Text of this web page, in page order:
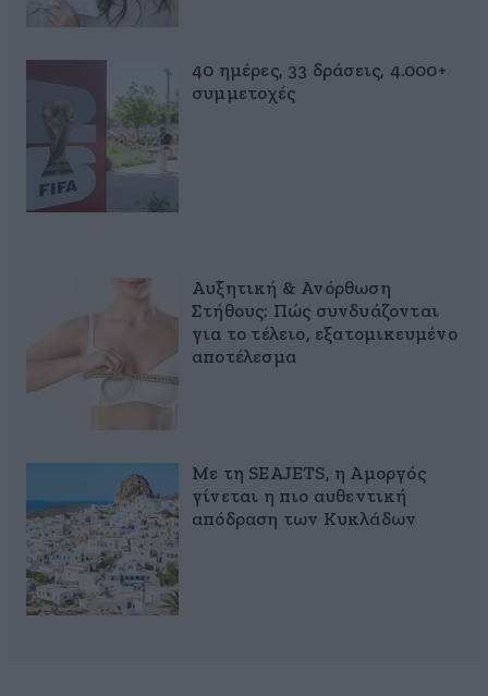
40 ημέρες, 33 δράσεις, 4.000+
συμμετοχές
Αυξητική & Ανόρθωση
Στήθους: Πώς συνδυάζονται
για το τέλειο, εξατομικευμένο
αποτέλεσμα
Με τη SEAJETS, η Αμοργός
γίνεται η πιο αυθεντική
απόδραση των Κυκλάδων